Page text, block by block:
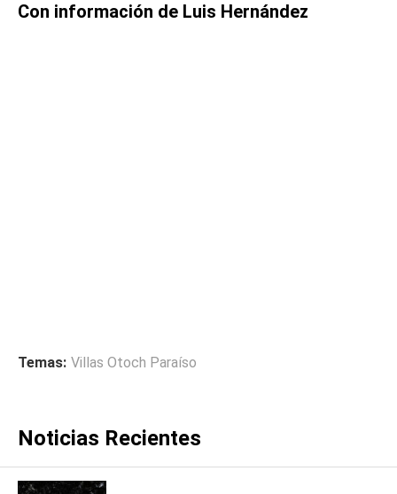
Con información de Luis Hernández
Temas: Villas Otoch Paraíso
Noticias Recientes